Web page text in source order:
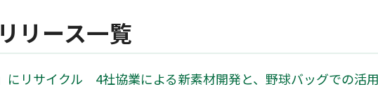
リース一覧
にリサイクル 4社協業による新素材開発と、野球バッグでの活